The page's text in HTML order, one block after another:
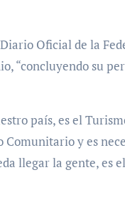
Oficial de la
“concluyendo su
país, es el
y es
llegar la gente, es